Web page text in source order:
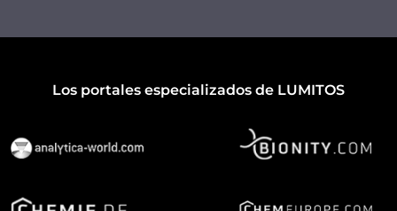
Los portales especializados de LUMITOS